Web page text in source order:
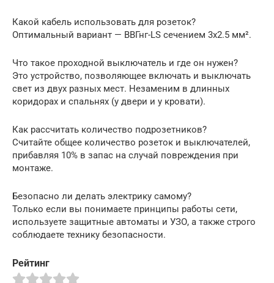
Какой кабель использовать для розеток?
Оптимальный вариант — ВВГнг-LS сечением 3х2.5 мм².
Что такое проходной выключатель и где он нужен?
Это устройство, позволяющее включать и выключать
свет из двух разных мест. Незаменим в длинных
коридорах и спальнях (у двери и у кровати).
Как рассчитать количество подрозетников?
Считайте общее количество розеток и выключателей,
прибавляя 10% в запас на случай повреждения при
монтаже.
Безопасно ли делать электрику самому?
Только если вы понимаете принципы работы сети,
используете защитные автоматы и УЗО, а также строго
соблюдаете технику безопасности.
Рейтинг